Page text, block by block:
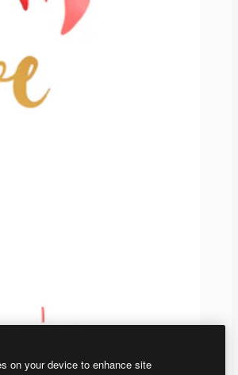
on your device to enhance site